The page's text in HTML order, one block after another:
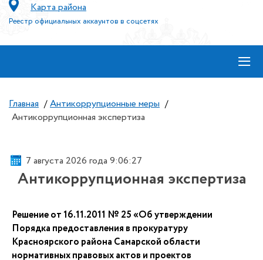
Карта района
Реестр официальных аккаунтов в соцсетях
≡
Главная / Антикоррупционные меры /
Антикоррупционная экспертиза
7 августа 2026 года 9:06:28
Антикоррупционная экспертиза
Решение от 16.11.2011 № 25 «Об утверждении
Порядка предоставления в прокуратуру
Красноярского района Самарской области
нормативных правовых актов и проектов